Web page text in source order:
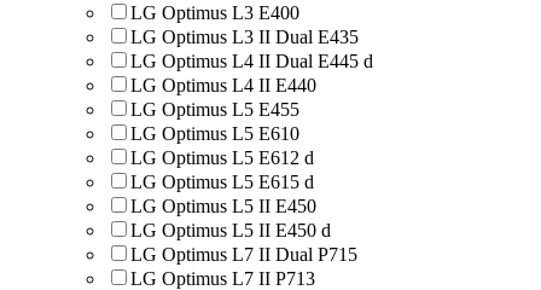
LG Optimus L3 E400
LG Optimus L3 II Dual E435
LG Optimus L4 II Dual E445 d
LG Optimus L4 II E440
LG Optimus L5 E455
LG Optimus L5 E610
LG Optimus L5 E612 d
LG Optimus L5 E615 d
LG Optimus L5 II E450
LG Optimus L5 II E450 d
LG Optimus L7 II Dual P715
LG Optimus L7 II P713